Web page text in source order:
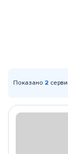
Показано 2